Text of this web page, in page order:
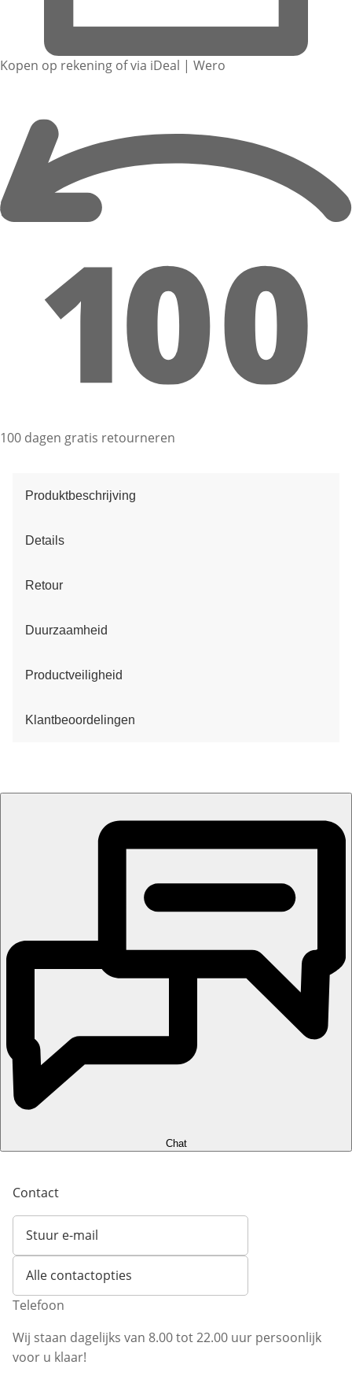
Kopen op rekening of via iDeal | Wero
100 dagen gratis retourneren
Produktbeschrijving
Details
Retour
Duurzaamheid
Productveiligheid
Klantbeoordelingen
Chat
Contact
Stuur e-mail
Opent e-mailclient
Alle contactopties
Telefoon
Wij staan dagelijks van 8.00 tot 22.00 uur persoonlijk
voor u klaar!